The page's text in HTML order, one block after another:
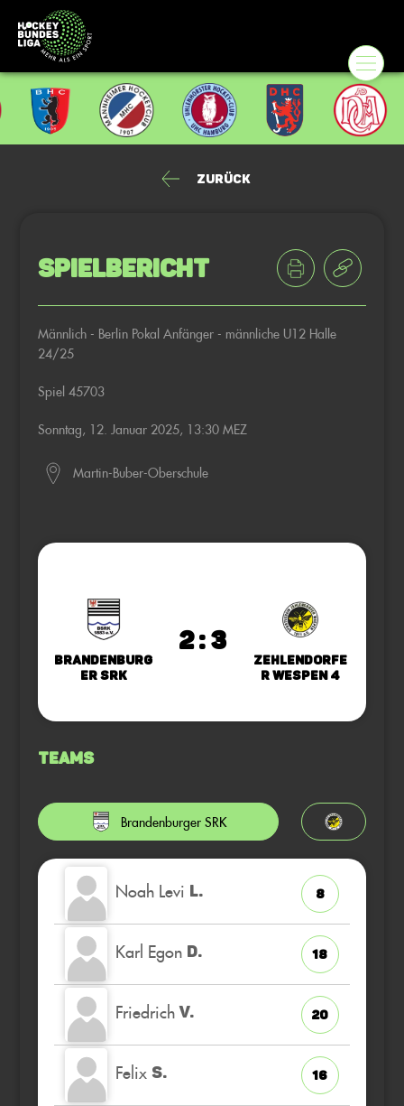
Zurück
Spielbericht
Männlich - Berlin Pokal Anfänger - männliche U12 Halle
24/25
Spiel 45703
Sonntag, 12. Januar 2025, 13:30 MEZ
Martin-Buber-Oberschule
Brandenburg
er SRK
2 : 3
Zehlendorfe
r Wespen 4
Teams
Brandenburger SRK
Noah Levi L. 8
Karl Egon D. 18
Friedrich V. 20
Felix S. 16